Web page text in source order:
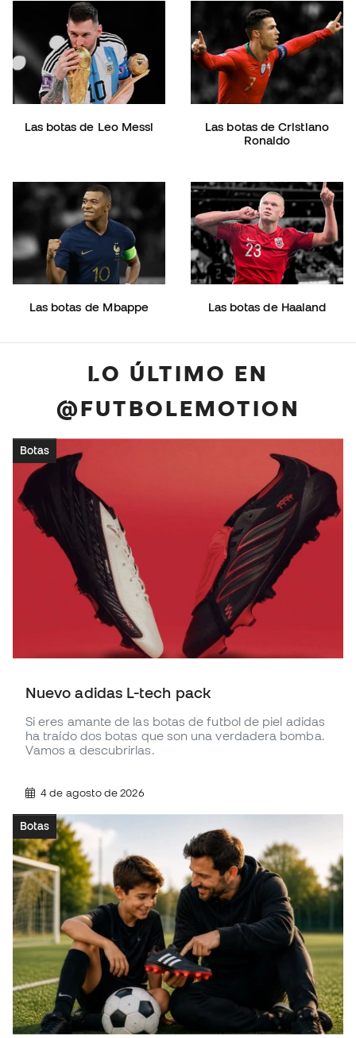
Las botas de Leo Messi
Las botas de Cristiano
Ronaldo
Las botas de Mbappe Las botas de Haaland
LO ÚLTIMO EN
@FUTBOLEMOTION
Botas
Nuevo adidas L-tech pack
Si eres amante de las botas de futbol de piel adidas
ha traído dos botas que son una verdadera bomba.
Vamos a descubrirlas.
4 de agosto de 2026
Botas